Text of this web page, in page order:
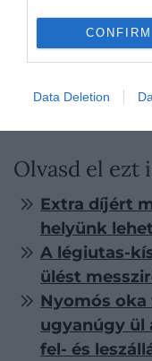
CONFIRM
Data Deletion
értékeléssel a
ügyfélszolgálat
Atlantic szintén
elsősorban a
emelték ki az
Olvasd el ezt
Extra díjért
helyünk
A légiutas-
ülést
Nyomós
ugyanúgy ül
fel- és